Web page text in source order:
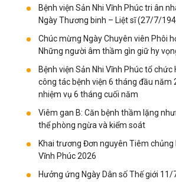
Bệnh viện Sản Nhi Vĩnh Phúc tri ân
Ngày Thương binh – Liệt sĩ (27/7/
Chúc mừng Ngày Chuyên viên Phôi
Những người âm thầm gìn giữ hy
Bệnh viện Sản Nhi Vĩnh Phúc tổ chức
công tác bệnh viện 6 tháng đầu năm
nhiệm vụ 6 tháng cuối năm
Viêm gan B: Căn bệnh thầm lặng
thể phòng ngừa và kiểm soát
Khai trương Đơn nguyên Tiêm chủng
Vĩnh Phúc 2026
Hưởng ứng Ngày Dân số Thế giới